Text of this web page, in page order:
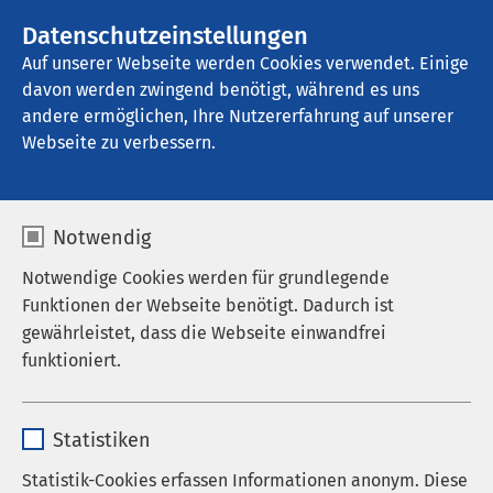
Datenschutzeinstellungen
Auf unserer Webseite werden Cookies verwendet. Einige
davon werden zwingend benötigt, während es uns
andere ermöglichen, Ihre Nutzererfahrung auf unserer
Webseite zu verbessern.
Notwendig
Notwendige Cookies werden für grundlegende
Funktionen der Webseite benötigt. Dadurch ist
gewährleistet, dass die Webseite einwandfrei
funktioniert.
Anbieter sgalinski
Statistiken
Statistik-Cookies erfassen Informationen anonym. Diese
AMEOS Eingliederung Grömitz